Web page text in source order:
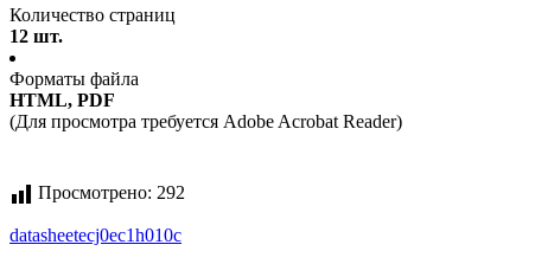
Количество страниц
12 шт.
Форматы файла
HTML, PDF
(Для просмотра требуется Adobe Acrobat Reader)
Просмотрено: 292
datasheetecj0ec1h010c